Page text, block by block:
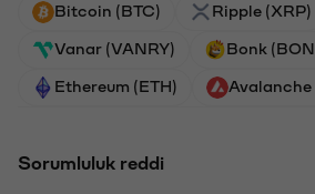
Bitcoin (BTC) Ripple (XRP)
Vanar (VANRY) Bonk
Ethereum (ETH) Avalanche
Sorumluluk reddi